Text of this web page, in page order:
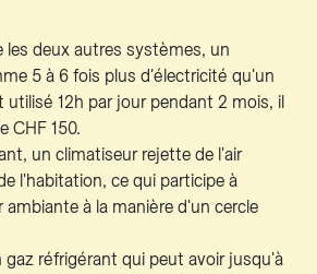
les deux autres systèmes, un
5 à 6 fois plus d'électricité qu'un
utilisé 12h par jour pendant 2 mois, il
CHF 150.
un climatiseur rejette de l'air
l'habitation, ce qui participe à
ambiante à la manière d'un cercle
réfrigérant qui peut avoir jusqu'à